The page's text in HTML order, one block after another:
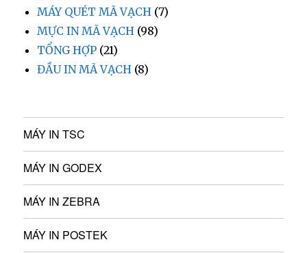
MÁY QUÉT MÃ VẠCH (7)
MỰC IN MÃ VẠCH (98)
TỔNG HỢP (21)
ĐẦU IN MÃ VẠCH (8)
MÁY IN TSC
MÁY IN GODEX
MÁY IN ZEBRA
MÁY IN POSTEK